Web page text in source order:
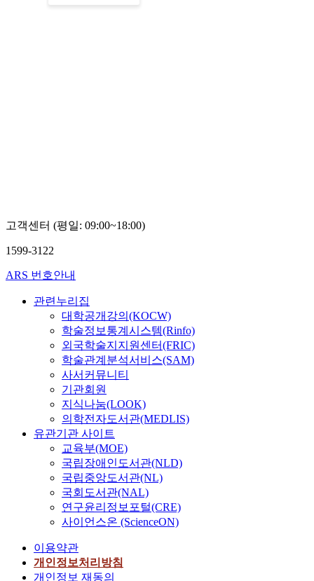
고객센터 (평일: 09:00~18:00)
1599-3122
ARS 번호안내
관련누리집
대학공개강의(KOCW)
학술정보통계시스템(Rinfo)
외국학술지지원센터(FRIC)
학술관계분석서비스(SAM)
사서커뮤니티
기관회원
지식나눔(LOOK)
의학전자도서관(MEDLIS)
유관기관 사이트
교육부(MOE)
국립장애인도서관(NLD)
국립중앙도서관(NL)
국회도서관(NAL)
연구윤리정보포털(CRE)
사이언스온 (ScienceON)
이용약관
개인정보처리방침
개인정보 재동의